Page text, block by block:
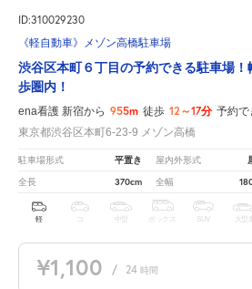
ID:310029230
《軽自動車》メゾン高橋駐車場
渋谷区本町６丁目の予約できる駐車場
歩圏内！
ena看護 新宿から 955m 徒歩 12～17分 予約で
東京都渋谷区本町6-23-9 メゾン高橋
駐車場形式 平置き 屋内外形式
全長 370cm 全幅
軽 中型 ボックス SUV 大型車
¥1,100 / 24 時間